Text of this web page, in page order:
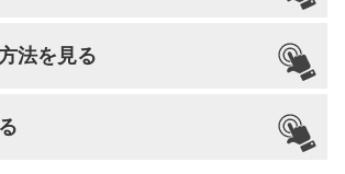
派
納骨
生前申込
可能
法を見る